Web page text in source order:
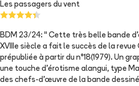
Les passagers du vent
BDM 23/24: " Cette très belle bande
XVIIIe siècle a fait le succès de la
prépubliée à partir du n°18(1979). Un
une touche d'érotisme alangui, type
des chefs-d'œuvre de la bande